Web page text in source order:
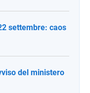
settembre: caos
del ministero